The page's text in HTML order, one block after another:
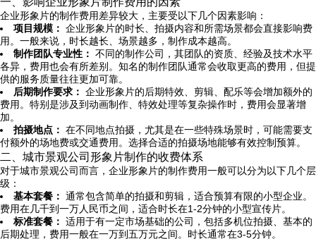
企业形象片的制作费用差异较大，主要受以下几个因素影响：
项目规模： 企业形象片的时长、拍摄内容和所需场景都会直接影响费
用。一般来说，时长越长、场景越多，制作成本越高。
制作团队专业性： 不同的制作公司，其团队的资质、经验及技术水平
各异，费用也会有所差别。知名的制作团队通常会收取更高的费用，但提
供的服务质量往往更加可靠。
后期制作要求： 企业形象片的后期特效、剪辑、配乐等会增加额外的
费用。特别是涉及到动画制作、特效处理等复杂操作时，费用会显著增
加。
拍摄地点： 在不同地点拍摄，尤其是在一些特殊场景时，可能需要支
付额外的场地费或交通费用。选择合适的拍摄场地能够有效控制预算。
二、城市景观公司形象片制作的收费体系
对于城市景观公司而言，企业形象片的制作费用一般可以分为以下几个层
级：
基本套餐： 通常包含简单的拍摄和剪辑，适合预算有限的小型企业。
费用在几千到一万人民币之间，适合时长在1-2分钟的小型宣传片。
标准套餐： 适用于有一定市场基础的公司，包括多机位拍摄、基本的
后期处理，费用一般在一万到五万元之间。时长通常在3-5分钟。